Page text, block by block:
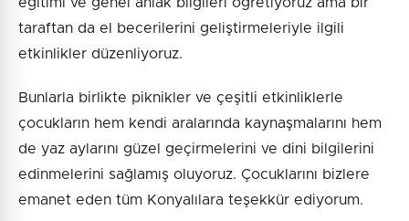
taraftan da el becerilerini geliştirmeleriyle ilgili
etkinlikler düzenliyoruz.
Bunlarla birlikte piknikler ve çeşitli etkinliklerle
çocukların hem kendi aralarında kaynaşmalarını hem
de yaz aylarını güzel geçirmelerini ve dini bilgilerini
edinmelerini sağlamış oluyoruz. Çocuklarını bizlere
emanet eden tüm Konyalılara teşekkür ediyorum.